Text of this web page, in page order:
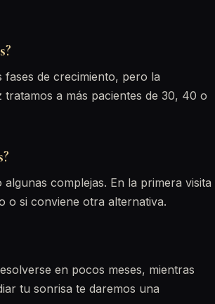
fases de crecimiento, pero la
a más pacientes de 30, 40 o
complejas. En la primera visita
o si conviene otra alternativa.
en pocos meses, mientras
tu sonrisa te daremos una